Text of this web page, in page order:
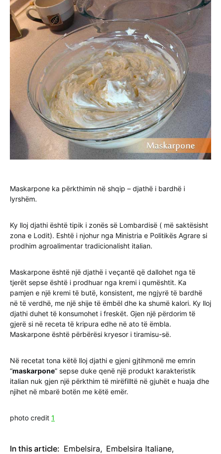
Maskarpone ka përkthimin në shqip – djathë i bardhë i
lyrshëm.
Ky lloj djathi është tipik i zonës së Lombardisë ( më saktësisht
zona e Lodit). Eshtë i njohur nga Ministria e Politikës Agrare si
prodhim agroalimentar tradicionalisht italian.
Maskarpone është një djathë i veçantë që dallohet nga të
tjerët sepse është i prodhuar nga kremi i qumështit. Ka
pamjen e një kremi të butë, konsistent, me ngjyrë të bardhë
në të verdhë, me një shije të ëmbël dhe ka shumë kalori. Ky lloj
djathi duhet të konsumohet i freskët. Gjen një përdorim të
gjerë si në receta të kripura edhe në ato të ëmbla.
Maskarpone është përbërësi kryesor i tiramisu-së.
Në recetat tona këtë lloj djathi e gjeni gjtihmonë me emrin
“maskarpone” sepse duke qenë një produkt karakteristik
italian nuk gjen një përkthim të mirëfilltë në gjuhët e huaja dhe
njihet në mbarë botën me këtë emër.
photo credit 1
In this article: Embelsira, Embelsira Italiane,